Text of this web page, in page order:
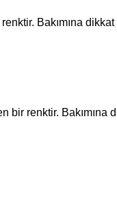
Bakımına
bir renktir. Bakımına